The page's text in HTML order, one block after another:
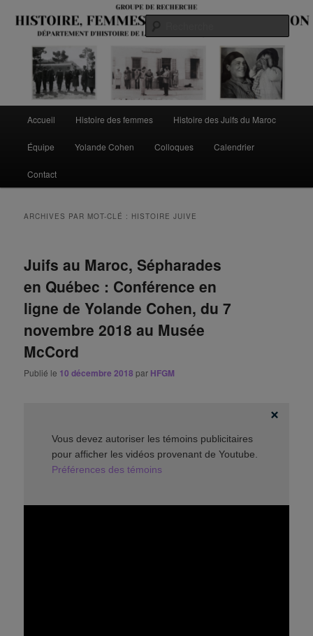
principal
secondaire
Accueil Histoire des femmes Histoire des Juifs du Maroc
Équipe Yolande Cohen Colloques Calendrier
Contact
ARCHIVES PAR MOT-CLÉ : HISTOIRE JUIVE
Juifs au Maroc, Sépharades
en Québec : Conférence en
ligne de Yolande Cohen, du 7
novembre 2018 au Musée
McCord
Publié le 10 décembre 2018 par HFGM
Vous devez autoriser les témoins publicitaires
pour afficher les vidéos provenant de Youtube.
Préférences des témoins